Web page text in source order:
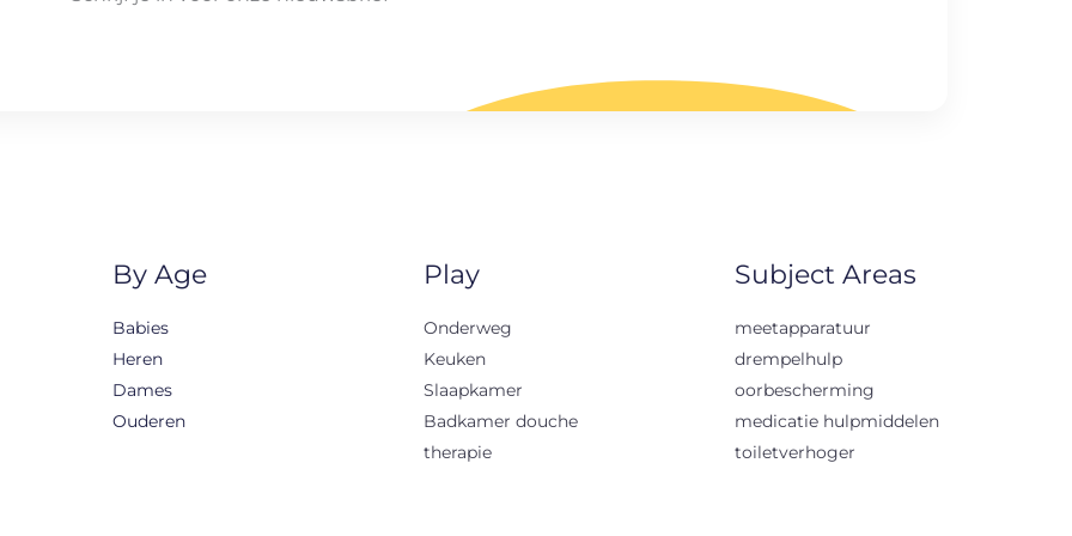
By Age
Babies
Heren
Dames
Ouderen
Play
Onderweg
Keuken
Slaapkamer
Badkamer douche
therapie
Subject Areas
meetapparatuur
drempelhulp
oorbescherming
medicatie hulpmiddelen
toiletverhoger